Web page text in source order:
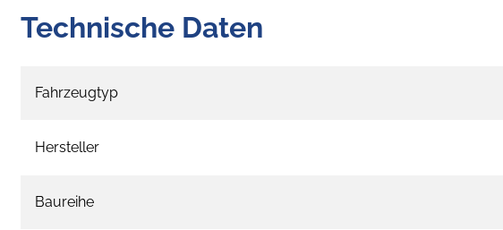
Technische Daten
Fahrzeugtyp
Hersteller
Baureihe